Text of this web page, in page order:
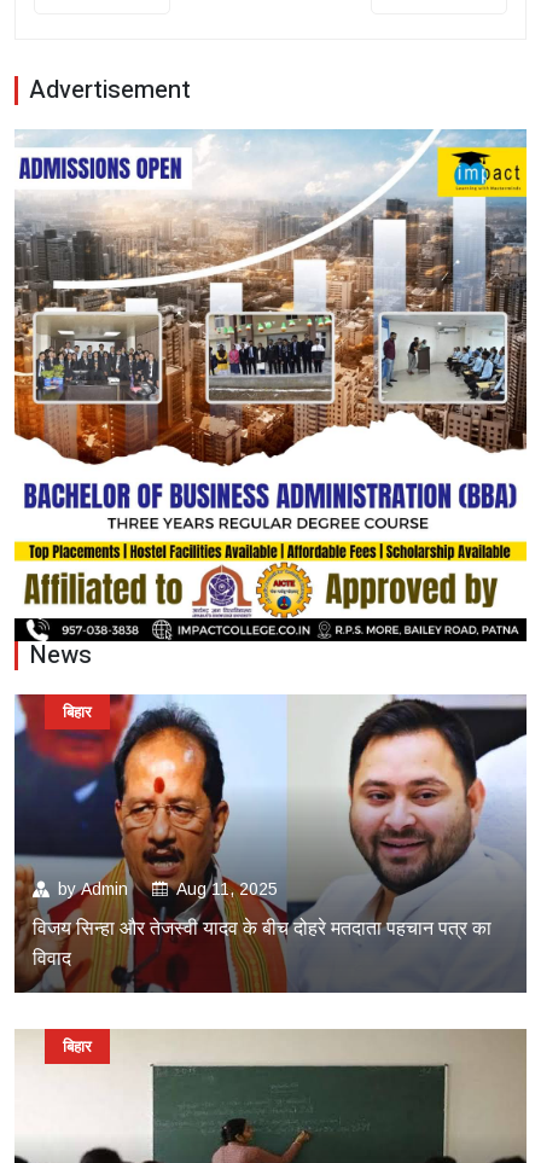
Advertisement
News
byAdmin Aug 11, 2025
विजय सिन्हा और तेजस्वी यादव के बीच दोहरे मतदाता पहचान पत्र का
विवाद
बिहार
बिहार